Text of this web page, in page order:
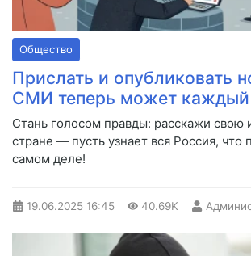
Общество
Прислать и опубликовать
СМИ теперь может каждый
Стань голосом правды: расскажи свою
стране — пусть узнает вся Россия, что
самом деле!
19.06.2025 16:45 40.69K